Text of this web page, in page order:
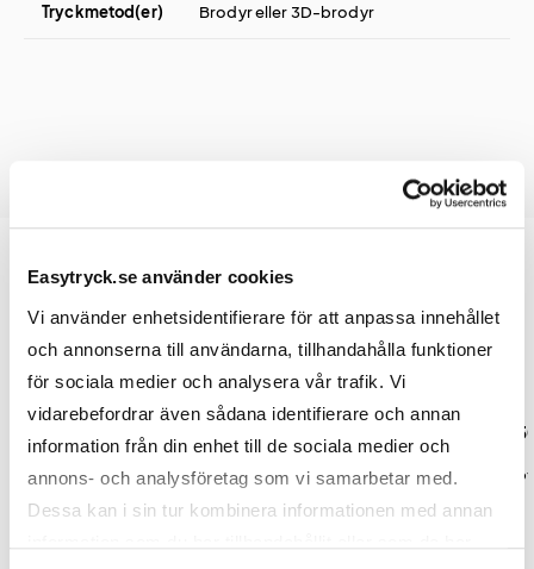
Easytryck.se använder cookies
Vi använder enhetsidentifierare för att anpassa innehållet
och annonserna till användarna, tillhandahålla funktioner
för sociala medier och analysera vår trafik. Vi
vidarebefordrar även sådana identifierare och annan
information från din enhet till de sociala medier och
annons- och analysföretag som vi samarbetar med.
Dessa kan i sin tur kombinera informationen med annan
Tryckmetod(er) Brodyr eller 3D-brodyr
Prislista
Pris kr / st 117,00 107,00 97,00